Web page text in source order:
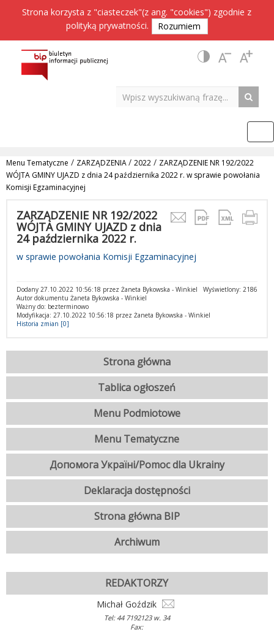
Strona korzysta z "ciasteczek"(z ang. "cookies") zgodnie z
polityką prywatności. Rozumiem
Menu Tematyczne / ZARZĄDZENIA/ 2022 / ZARZĄDZENIE NR 192/2022
WÓJTA GMINY UJAZD z dnia 24 października 2022 r. w sprawie powołania
Komisji Egzaminacyjnej
ZARZĄDZENIE NR 192/2022
WÓJTA GMINY UJAZD z dnia
24 października 2022 r.
w sprawie powołania Komisji Egzaminacyjnej
Wyświetlony: 2186
Dodany 27.10.2022 10:56:18 przez Żaneta Bykowska - Winkiel
Autor dokumentu Żaneta Bykowska - Winkiel
Ważny do: bezterminowo
Modyfikacja: 27.10.2022 10:56:18 przez Żaneta Bykowska - Winkiel
Historia zmian [0]
Strona główna
Tablica ogłoszeń
Menu Podmiotowe
Menu Tematyczne
Допомога Україні/Pomoc dla Ukrainy
Deklaracja dostępności
Strona główna BIP
Archiwum
REDAKTORZY
Michał Goździk
Tel: 44 7192123 w. 34
Fax: